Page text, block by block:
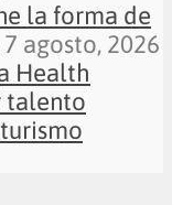
la forma de
7 agosto, 2026
Health
talento